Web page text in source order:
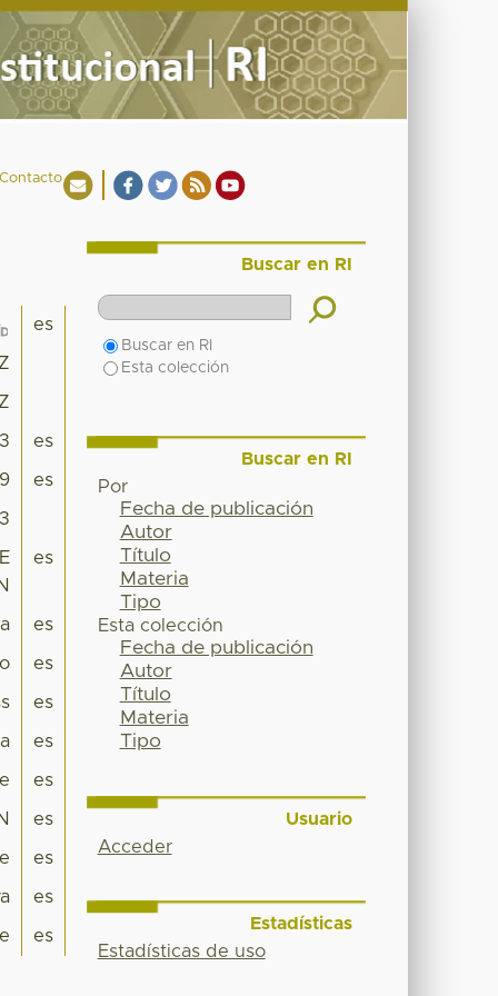
es
es
es
es
es
es
es
es
es
es
es
es
es
Buscar en RI
Buscar en RI
Esta colección
Buscar en RI
Por
Fecha de publicación
Autor
Título
Materia
Tipo
Esta colección
Fecha de publicación
Autor
Título
Materia
Tipo
Usuario
Acceder
Estadísticas
Estadísticas de uso